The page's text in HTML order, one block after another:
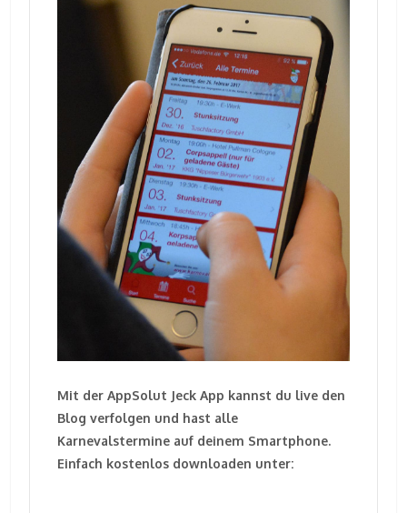
Mit der AppSolut Jeck App kannst du live den
Blog verfolgen und hast alle
Karnevalstermine auf deinem Smartphone.
Einfach kostenlos downloaden unter: